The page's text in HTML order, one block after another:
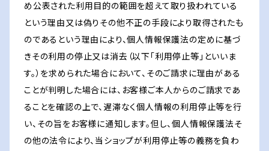
め公表された利用目的の範囲を超えて取り扱われている
という理由又は偽りその他不正の手段により取得されたも
のであるという理由により、個人情報保護法の定めに基づ
きその利用の停止又は消去（以下「利用停止等」といいま
す。）を求められた場合において、そのご請求に理由がある
ことが判明した場合には、お客様ご本人からのご請求であ
ることを確認の上で、遅滞なく個人情報の利用停止等を行
い、その旨をお客様に通知します。但し、個人情報保護法そ
の他の法令により、当ショップが利用停止等の義務を負わ